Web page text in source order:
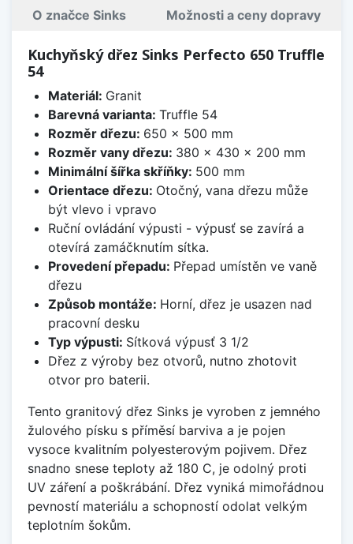
O značce Sinks Možnosti a ceny dopravy
Kuchyňský dřez Sinks Perfecto 650 Truffle
54
Materiál: Granit
Barevná varianta: Truffle 54
Rozměr dřezu: 650 x 500 mm
Rozměr vany dřezu: 380 x 430 x 200 mm
Minimální šířka skříňky: 500 mm
Orientace dřezu: Otočný, vana dřezu může
být vlevo i vpravo
Ruční ovládání výpusti - výpusť se zavírá a
otevírá zamáčknutím sítka.
Provedení přepadu: Přepad umístěn ve vaně
dřezu
Způsob montáže: Horní, dřez je usazen nad
pracovní desku
Typ výpusti: Sítková výpusť 3 1/2
Dřez z výroby bez otvorů, nutno zhotovit
otvor pro baterii.
Tento granitový dřez Sinks je vyroben z jemného
žulového písku s příměsí barviva a je pojen
vysoce kvalitním polyesterovým pojivem. Dřez
snadno snese teploty až 180 C, je odolný proti
UV záření a poškrábání. Dřez vyniká mimořádnou
pevností materiálu a schopností odolat velkým
teplotním šokům.